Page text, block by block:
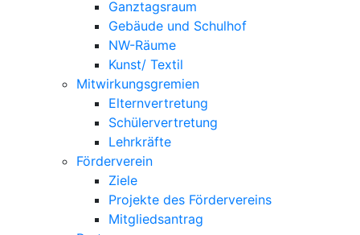
Ganztagsraum
Gebäude und Schulhof
NW-Räume
Kunst/ Textil
Mitwirkungsgremien
Elternvertretung
Schülervertretung
Lehrkräfte
Förderverein
Ziele
Projekte des Fördervereins
Mitgliedsantrag